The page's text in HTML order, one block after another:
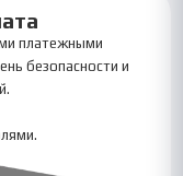
платежными
безопасности и